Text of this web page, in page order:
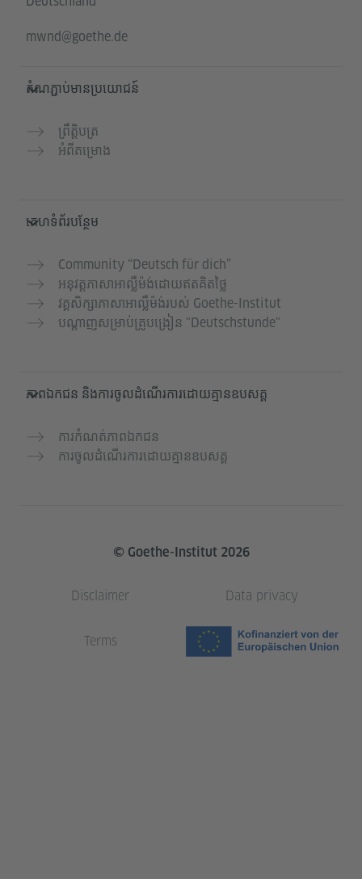
mwnd@goethe.de
តំណភ្ជាប់មានប្រយោជន៍
ព្រឹត្តិបត្រ
អំពីគម្រោង
គេហទំព័របន្ថែម
Community “Deutsch für dich”
អនុវត្តភាសាអាល្លឺម៉ង់ដោយឥតគិតថ្លៃ
វគ្គសិក្សាភាសាអាល្លឺម៉ង់របស់ Goethe-Institut
បណ្តាញសម្រាប់គ្រូបង្រៀន "Deutschstunde"
ភាពឯកជន និងការចូលដំណើរការដោយគ្មានឧបសគ្គ
ការកំណត់ភាពឯកជន
ការចូលដំណើរការដោយគ្មានឧបសគ្គ
© Goethe-Institut 2026
Disclaimer Data privacy
Terms